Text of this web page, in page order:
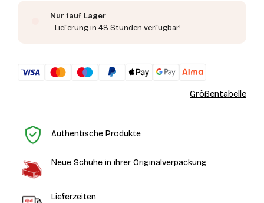
Nur 1auf Lager
- Lieferung in 48 Stunden verfügbar!
Größentabelle
Authentische Produkte
Neue Schuhe in ihrer Originalverpackung
Lieferzeiten